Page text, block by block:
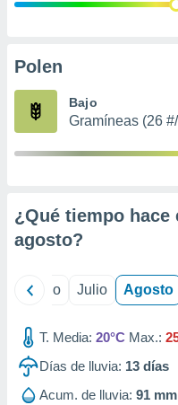
e
publicidad
Polen
Bajo
Gramíneas (26 #/
¿Qué tiempo hace
agosto?
Junio Julio Agosto
T. Media: 20°C Max.:
Días de lluvia: 13 días
Acum. de lluvia: 91 mm